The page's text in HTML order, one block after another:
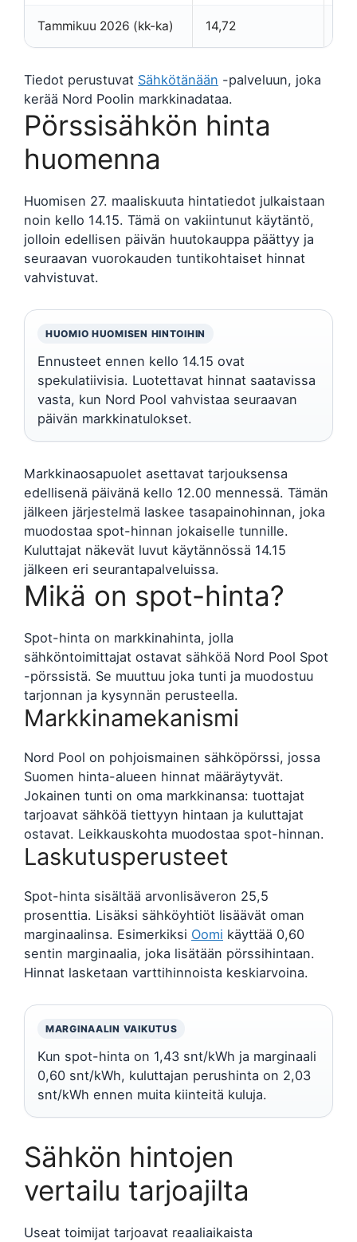
Tammikuu 2026 (kk-ka) 14,72
Tiedot perustuvat Sähkötänään -palveluun, joka
kerää Nord Poolin markkinadataa.
Pörssisähkön hinta
huomenna
Huomisen 27. maaliskuuta hintatiedot julkaistaan
noin kello 14.15. Tämä on vakiintunut käytäntö,
jolloin edellisen päivän huutokauppa päättyy ja
seuraavan vuorokauden tuntikohtaiset hinnat
vahvistuvat.
HUOMIO HUOMISEN HINTOIHIN
Ennusteet ennen kello 14.15 ovat
spekulatiivisia. Luotettavat hinnat saatavissa
vasta, kun Nord Pool vahvistaa seuraavan
päivän markkinatulokset.
Markkinaosapuolet asettavat tarjouksensa
edellisenä päivänä kello 12.00 mennessä. Tämän
jälkeen järjestelmä laskee tasapainohinnan, joka
muodostaa spot-hinnan jokaiselle tunnille.
Kuluttajat näkevät luvut käytännössä 14.15
jälkeen eri seurantapalveluissa.
Mikä on spot-hinta?
Spot-hinta on markkinahinta, jolla
sähköntoimittajat ostavat sähköä Nord Pool Spot
-pörssistä. Se muuttuu joka tunti ja muodostuu
tarjonnan ja kysynnän perusteella.
Markkinamekanismi
Nord Pool on pohjoismainen sähköpörssi, jossa
Suomen hinta-alueen hinnat määräytyvät.
Jokainen tunti on oma markkinansa: tuottajat
tarjoavat sähköä tiettyyn hintaan ja kuluttajat
ostavat. Leikkauskohta muodostaa spot-hinnan.
Laskutusperusteet
Spot-hinta sisältää arvonlisäveron 25,5
prosenttia. Lisäksi sähköyhtiöt lisäävät oman
marginaalinsa. Esimerkiksi Oomi käyttää 0,60
sentin marginaalia, joka lisätään pörssihintaan.
Hinnat lasketaan varttihinnoista keskiarvoina.
MARGINAALIN VAIKUTUS
Kun spot-hinta on 1,43 snt/kWh ja marginaali
0,60 snt/kWh, kuluttajan perushinta on 2,03
snt/kWh ennen muita kiinteitä kuluja.
Sähkön hintojen
vertailu tarjoajilta
Useat toimijat tarjoavat reaaliaikaista